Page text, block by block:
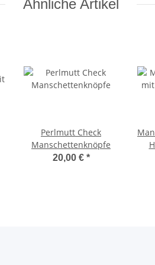
Ähnliche Artikel
Perlmutt Check
Manschettenknöpfe
20,00 € *